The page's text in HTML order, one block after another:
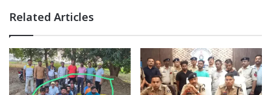
Related Articles